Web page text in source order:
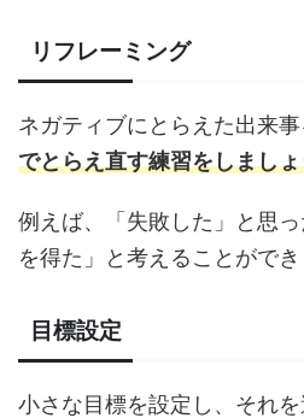
リフレーミング
ネガティブにとらえた出来事
でとらえ直す練習をしまし
例えば、「失敗した」と思
を得た」と考えることができ
目標設定
小さな目標を設定し、それ